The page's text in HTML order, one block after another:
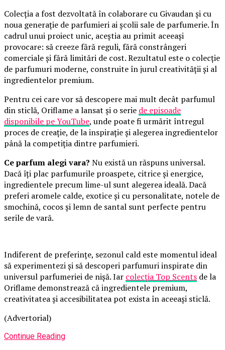
Colecția a fost dezvoltată în colaborare cu Givaudan și cu
noua generație de parfumieri ai școlii sale de parfumerie. În
cadrul unui proiect unic, aceștia au primit aceeași
provocare: să creeze fără reguli, fără constrângeri
comerciale și fără limitări de cost. Rezultatul este o colecție
de parfumuri moderne, construite în jurul creativității și al
ingredientelor premium.
Pentru cei care vor să descopere mai mult decât parfumul
din sticlă, Oriflame a lansat și o serie de episoade
disponibile pe YouTube, unde poate fi urmărit întregul
proces de creație, de la inspirație și alegerea ingredientelor
până la competiția dintre parfumieri.
Ce parfum alegi vara? Nu există un răspuns universal.
Dacă îți plac parfumurile proaspete, citrice și energice,
ingredientele precum lime-ul sunt alegerea ideală. Dacă
preferi aromele calde, exotice și cu personalitate, notele de
smochină, cocos și lemn de santal sunt perfecte pentru
serile de vară.
Indiferent de preferințe, sezonul cald este momentul ideal
să experimentezi și să descoperi parfumuri inspirate din
universul parfumeriei de nișă. Iar colecția Top Scents de la
Oriflame demonstrează că ingredientele premium,
creativitatea și accesibilitatea pot exista în aceeași sticlă.
(Advertorial)
Continue Reading